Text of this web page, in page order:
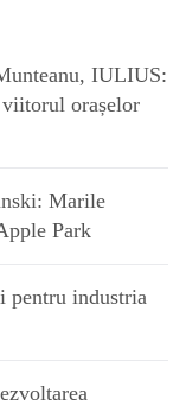
IULIUS:
orașelor
Marile
Park
pentru industria